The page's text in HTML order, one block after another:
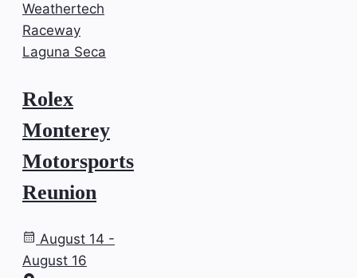
Weathertech
Raceway
Laguna Seca
Rolex
Monterey
Motorsports
Reunion
August 14 -
August 16